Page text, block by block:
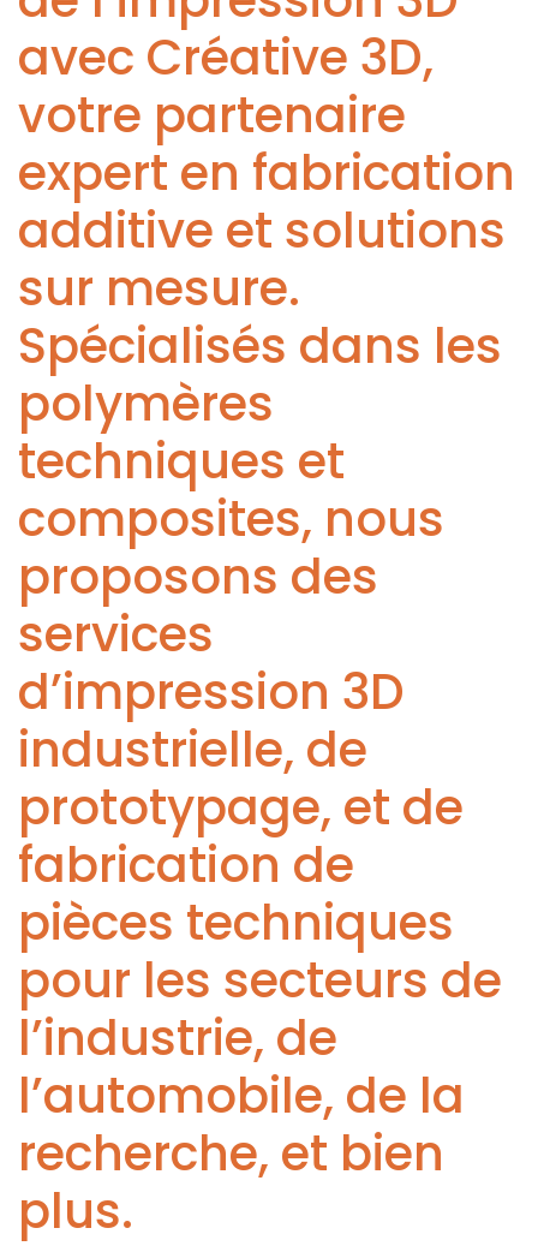
avec Créative 3D,
votre partenaire
expert en fabrication
additive et solutions
sur mesure.
Spécialisés dans les
polymères
techniques et
composites, nous
proposons des
services
d’impression 3D
industrielle, de
prototypage, et de
fabrication de
pièces techniques
pour les secteurs de
l’industrie, de
l’automobile, de la
recherche, et bien
plus.